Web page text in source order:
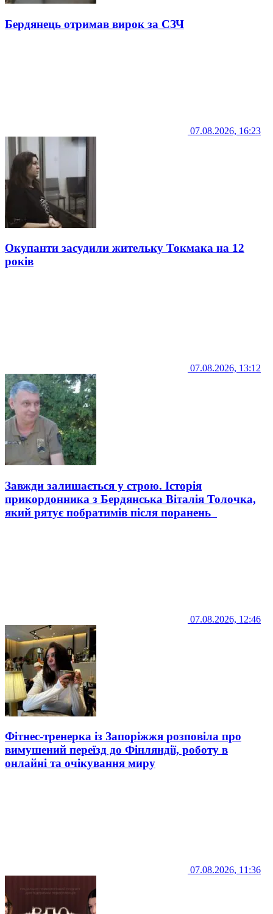
Бердянець отримав вирок за СЗЧ
07.08.2026, 16:23
Окупанти засудили жительку Токмака на 12
років
07.08.2026, 13:12
Завжди залишається у строю. Історія
прикордонника з Бердянська Віталія Толочка,
який рятує побратимів після поранень
07.08.2026, 12:46
Фітнес-тренерка із Запоріжжя розповіла про
вимушений переїзд до Фінляндії, роботу в
онлайні та очікування миру
07.08.2026, 11:36